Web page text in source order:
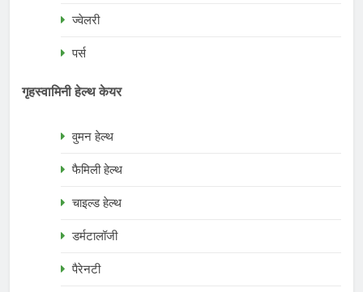
ज्वेलरी
पर्स
गृहस्वामिनी हेल्थ केयर
वुमन हेल्थ
फैमिली हेल्थ
चाइल्ड हेल्थ
डर्मटालॉजी
पैरेनटी